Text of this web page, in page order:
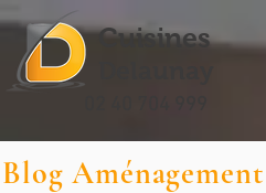
Cuisines
Blog